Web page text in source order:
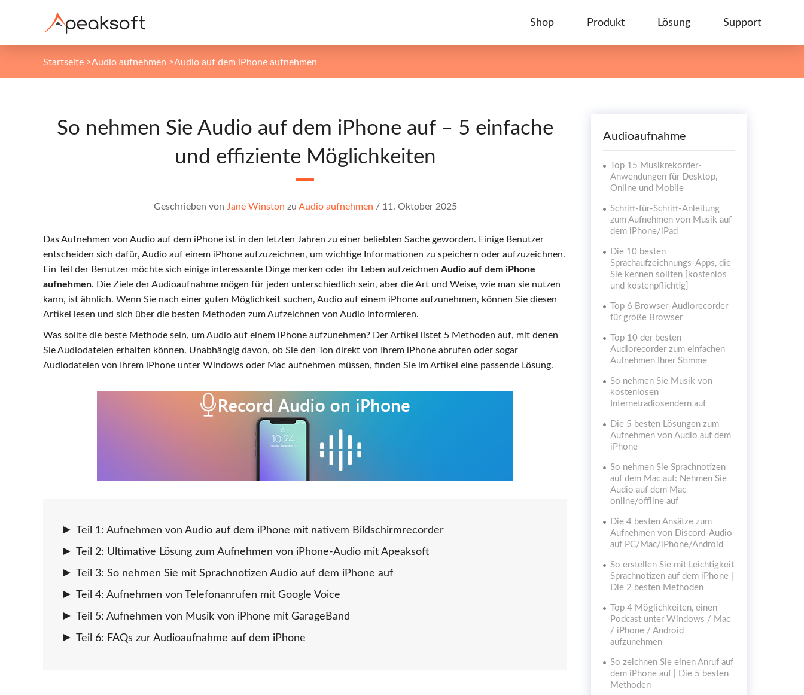
Shop Produkt Lösung Support
Startseite >Audio aufnehmen >Audio auf dem iPhone aufnehmen
So nehmen Sie Audio auf dem iPhone auf – 5 einfache
und effiziente Möglichkeiten
Geschrieben von Jane Winston zu Audio aufnehmen / 11. Oktober 2025
Das Aufnehmen von Audio auf dem iPhone ist in den letzten Jahren zu einer beliebten Sache geworden. Einige Benutzer
entscheiden sich dafür, Audio auf einem iPhone aufzuzeichnen, um wichtige Informationen zu speichern oder aufzuzeichnen.
Ein Teil der Benutzer möchte sich einige interessante Dinge merken oder ihr Leben aufzeichnen Audio auf dem iPhone
aufnehmen. Die Ziele der Audioaufnahme mögen für jeden unterschiedlich sein, aber die Art und Weise, wie man sie nutzen
kann, ist ähnlich. Wenn Sie nach einer guten Möglichkeit suchen, Audio auf einem iPhone aufzunehmen, können Sie diesen
Artikel lesen und sich über die besten Methoden zum Aufzeichnen von Audio informieren.
Was sollte die beste Methode sein, um Audio auf einem iPhone aufzunehmen? Der Artikel listet 5 Methoden auf, mit denen
Sie Audiodateien erhalten können. Unabhängig davon, ob Sie den Ton direkt von Ihrem iPhone abrufen oder sogar
Audiodateien von Ihrem iPhone unter Windows oder Mac aufnehmen müssen, finden Sie im Artikel eine passende Lösung.
Teil 1: Aufnehmen von Audio auf dem iPhone mit nativem Bildschirmrecorder
Teil 2: Ultimative Lösung zum Aufnehmen von iPhone-Audio mit Apeaksoft
Teil 3: So nehmen Sie mit Sprachnotizen Audio auf dem iPhone auf
Teil 4: Aufnehmen von Telefonanrufen mit Google Voice
Teil 5: Aufnehmen von Musik von iPhone mit GarageBand
Teil 6: FAQs zur Audioaufnahme auf dem iPhone
Audioaufnahme
Top 15 Musikrekorder-
Anwendungen für Desktop,
Online und Mobile
Schritt-für-Schritt-Anleitung
zum Aufnehmen von Musik auf
dem iPhone/iPad
Die 10 besten
Sprachaufzeichnungs-Apps, die
Sie kennen sollten [kostenlos
und kostenpflichtig]
Top 6 Browser-Audiorecorder
für große Browser
Top 10 der besten
Audiorecorder zum einfachen
Aufnehmen Ihrer Stimme
So nehmen Sie Musik von
kostenlosen
Internetradiosendern auf
Die 5 besten Lösungen zum
Aufnehmen von Audio auf dem
iPhone
So nehmen Sie Sprachnotizen
auf dem Mac auf: Nehmen Sie
Audio auf dem Mac
online/offline auf
Die 4 besten Ansätze zum
Aufnehmen von Discord-Audio
auf PC/Mac/iPhone/Android
So erstellen Sie mit Leichtigkeit
Sprachnotizen auf dem iPhone |
Die 2 besten Methoden
Top 4 Möglichkeiten, einen
Podcast unter Windows / Mac
/ iPhone / Android
aufzunehmen
So zeichnen Sie einen Anruf auf
dem iPhone auf | Die 5 besten
Methoden